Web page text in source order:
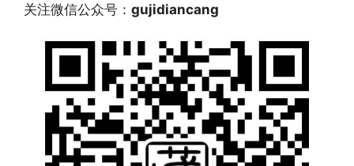
关注微信公众号： gujidiancang